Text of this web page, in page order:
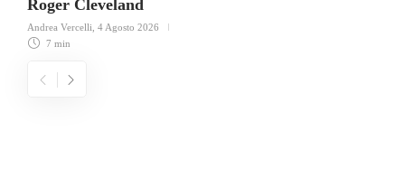
Roger Cleveland
Andrea Vercelli 4 Agosto 2026
7 min